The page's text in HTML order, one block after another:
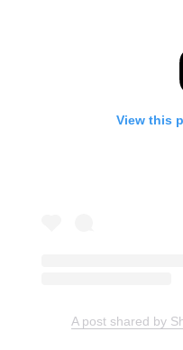
View this
A post shared by